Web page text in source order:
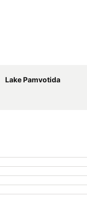
Lake Pamvotida